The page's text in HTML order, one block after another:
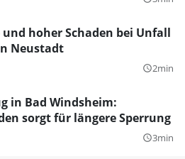
hoher Schaden bei Unfall
Neustadt
query_builder2min
in Bad Windsheim:
sorgt für längere Sperrung
query_builder3min